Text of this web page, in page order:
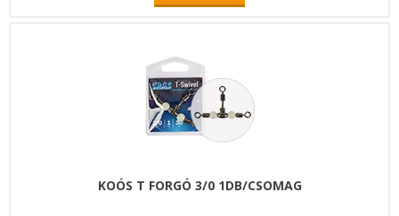
KOÓS T FORGÓ 3/0 1DB/CSOMAG